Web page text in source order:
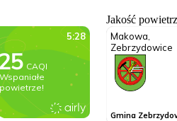
Jakość